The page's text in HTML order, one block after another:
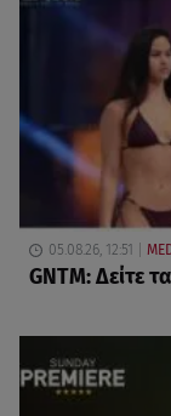
05.08.26, 12:51
GNTM: Δείτε